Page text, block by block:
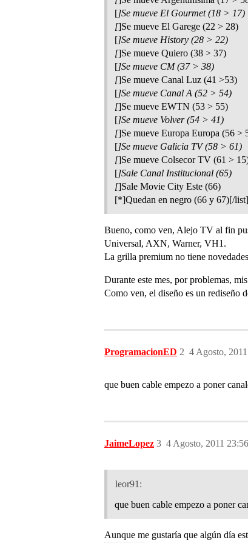
[]Se mueve El Gourmet (18 > 17)
[]Se mueve El Garege (22 > 28)
[]Se mueve History (28 > 22)
[]Se mueve Quiero (38 > 37)
[]Se mueve CM (37 > 38)
[]Se mueve Canal Luz (41 >53)
[]Se mueve Canal A (52 > 54)
[]Se mueve EWTN (53 > 55)
[]Se mueve Volver (54 > 41)
[]Se mueve Europa Europa (56 >
[]Se mueve Galicia TV (58 > 61)
[]Se mueve Colsecor TV (61 >
[]Sale Canal Institucional (65)
[]Sale Movie City Este (66)
[*]Quedan en negro (66 y 67)[/list]
Bueno, como ven, Alejo TV al fin
Universal, AXN, Warner, VH1.
La grilla premium no tiene
Durante este mes, por problemas,
Como ven, el diseño es un rediseño
ProgramacionED 4 Agosto,
2
que buen cable empezo a poner
JaimeLopez 4 Agosto, 2011 23:56
3
leor91:
que buen cable empezo a poner
Aunque me gustaría que algún día